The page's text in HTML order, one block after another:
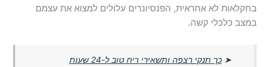
בחקלאות לא אחראית, הפנסיונרים עלולים למצוא את עצמם
במצב כלכלי קשה.
➤כך תנקי רצפה ותשאירי ריח טוב ל-24 שעות